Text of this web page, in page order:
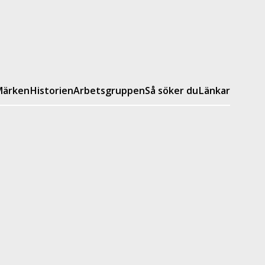
HistorienArbetsgruppenSå söker duLänkar